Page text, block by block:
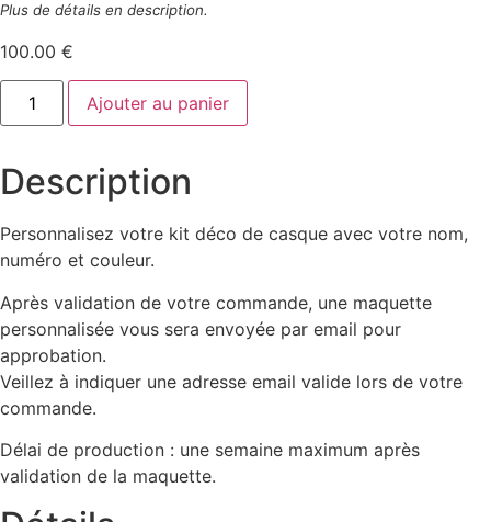
Plus de détails en description.
100.00 €
quantité
Kit
-
Cartoon
Ajouter au panier
Description
Personnalisez votre kit déco de casque avec votre nom,
numéro et couleur.
Après validation de votre commande, une maquette
personnalisée vous sera envoyée par email pour
approbation.
Veillez à indiquer une adresse email valide lors de votre
commande.
Délai de production : une semaine maximum après
validation de la maquette.